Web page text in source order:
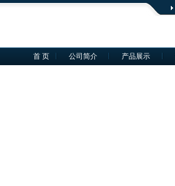
首 页 公司简介 产品展示